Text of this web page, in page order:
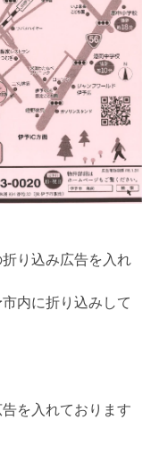
り込み広告を入れ
内に折り込みして
を入れております